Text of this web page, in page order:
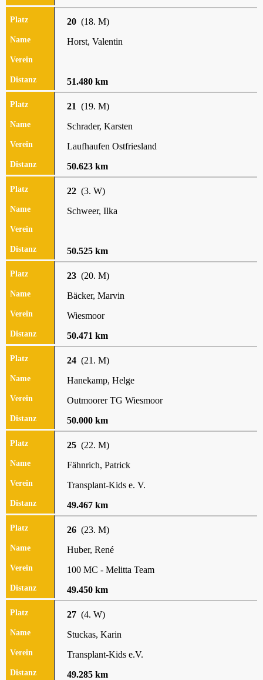
20 (18. M)
Horst, Valentin
51.480 km
21 (19. M)
Schrader, Karsten
Laufhaufen Ostfriesland
50.623 km
22 (3. W)
Schweer, Ilka
50.525 km
23 (20. M)
Bäcker, Marvin
Wiesmoor
50.471 km
24 (21. M)
Hanekamp, Helge
Outmoorer TG Wiesmoor
50.000 km
25 (22. M)
Fähnrich, Patrick
Transplant-Kids e. V.
49.467 km
26 (23. M)
Huber, René
100 MC - Melitta Team
49.450 km
27 (4. W)
Stuckas, Karin
Transplant-Kids e.V.
49.285 km